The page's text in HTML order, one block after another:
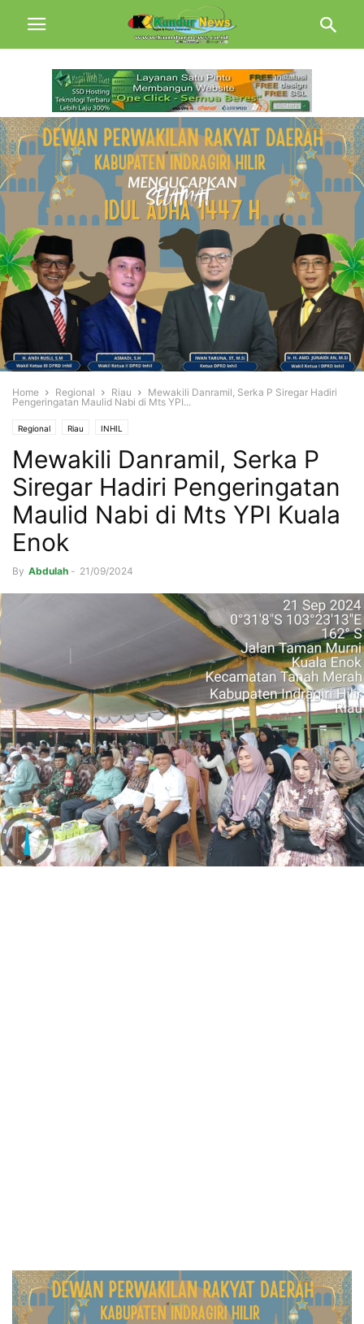
Home Regional Riau
Mewakili Danramil, Serka P Siregar Hadiri
Pengeringatan Maulid Nabi di Mts YPI...
Regional Riau INHIL
Mewakili Danramil, Serka P
Siregar Hadiri Pengeringatan
Maulid Nabi di Mts YPI Kuala
Enok
By Abdulah - 21/09/2024